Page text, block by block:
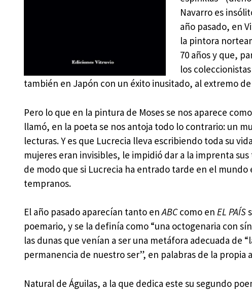
Navarro es
año pasado, en
la pintora
70 años y que,
los
también en Japón con un éxito inusitado, al extremo
Pero lo que en la pintura de Moses se nos aparece
llamó, en la poeta se nos antoja todo lo contrario: un
lecturas. Y es que Lucrecia lleva escribiendo toda su
mujeres eran invisibles, le impidió dar a la imprenta
de modo que si Lucrecia ha entrado tarde en el
tempranos.
El año pasado aparecían tanto enABCcomo en EL PAÍS
poemario, y se la definía como “una octogenaria con
las dunas que venían a ser una metáfora adecuada de
permanencia de nuestro ser”, en palabras de la propia
Natural de Águilas, a la que dedica este su segundo